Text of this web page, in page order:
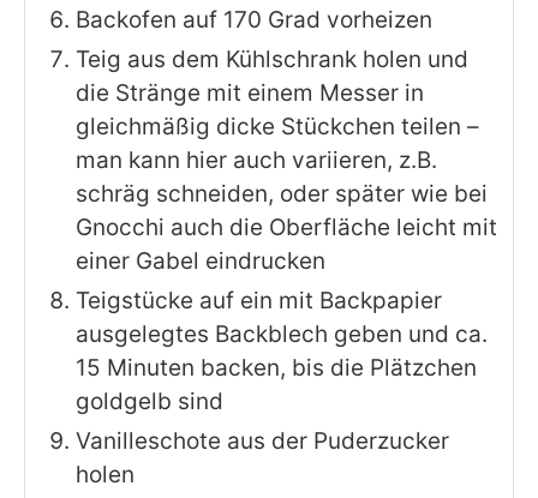
Backofen auf 170 Grad vorheizen
Teig aus dem Kühlschrank holen und
die Stränge mit einem Messer in
gleichmäßig dicke Stückchen teilen –
man kann hier auch variieren, z.B.
schräg schneiden, oder später wie bei
Gnocchi auch die Oberfläche leicht mit
einer Gabel eindrucken
Teigstücke auf ein mit Backpapier
ausgelegtes Backblech geben und ca.
15 Minuten backen, bis die Plätzchen
goldgelb sind
Vanilleschote aus der Puderzucker
holen